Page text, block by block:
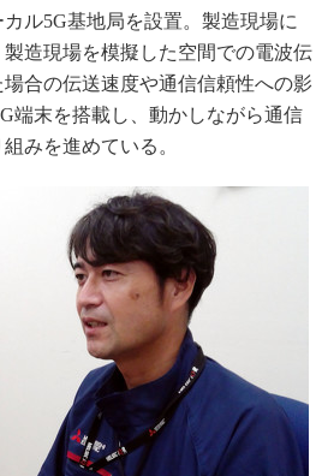
ル5G基地局を設置。製造現場に
造現場を模擬した空間での電波伝
合の伝送速度や通信信頼性への影
端末を搭載し、動かしながら通信
みを進めている。